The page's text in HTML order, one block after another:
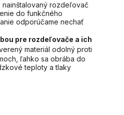
rozdeľovač
do funkčného
odporúčame nechať
pre rozdeľovače a ich
materiál odolný proti
ľahko sa obrába do
teploty a tlaky